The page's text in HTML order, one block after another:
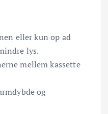
eller kun op ad
lys.
mellem kassette
og